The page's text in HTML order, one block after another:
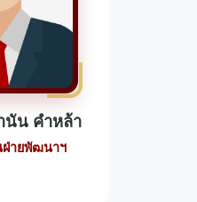
นัน คำหล้า
ฝ่ายพัฒนาฯ